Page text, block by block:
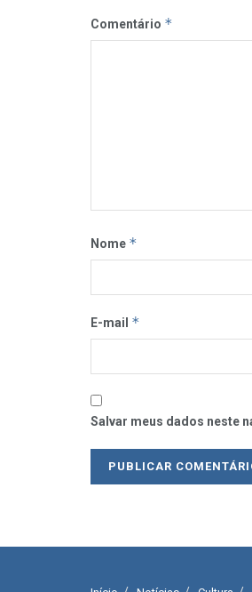
Comentário *
Nome *
E-mail *
Salvar meus dados neste